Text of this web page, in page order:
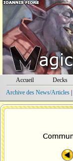
Accueil Decks
Archive des News/Articles|